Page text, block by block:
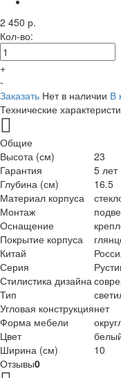
2 450 р.
Кол-во:
+
-
Заказать Нет в наличии В
Технические
Общие
Высота (см)
23
Гарантия
5 лет
Глубина (см)
16.5
Материал корпуса
Монтаж
Оснащение
Покрытие корпуса
Китай
Серия
Стилистика дизайна
Тип
Угловая конструкциянет
Форма мебели
Цвет
Ширина (см)
10
Отзывы0